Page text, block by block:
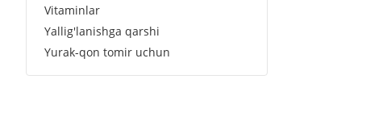
Vitaminlar
Yallig'lanishga qarshi
Yurak-qon tomir uchun